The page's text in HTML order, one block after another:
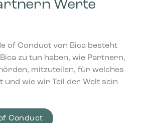
Werte
of Conduct von Bica besteht
zu tun haben, wie Partnern,
mitzuteilen, für welches
und wie wir Teil der Welt sein
Conduct